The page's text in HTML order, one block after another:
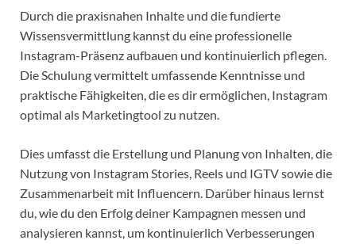
Durch die praxisnahen Inhalte und die fundierte
Wissensvermittlung kannst du eine professionelle
Instagram-Präsenz aufbauen und kontinuierlich pflegen.
Die Schulung vermittelt umfassende Kenntnisse und
praktische Fähigkeiten, die es dir ermöglichen, Instagram
optimal als Marketingtool zu nutzen.
Dies umfasst die Erstellung und Planung von Inhalten, die
Nutzung von Instagram Stories, Reels und IGTV sowie die
Zusammenarbeit mit Influencern. Darüber hinaus lernst
du, wie du den Erfolg deiner Kampagnen messen und
analysieren kannst, um kontinuierlich Verbesserungen